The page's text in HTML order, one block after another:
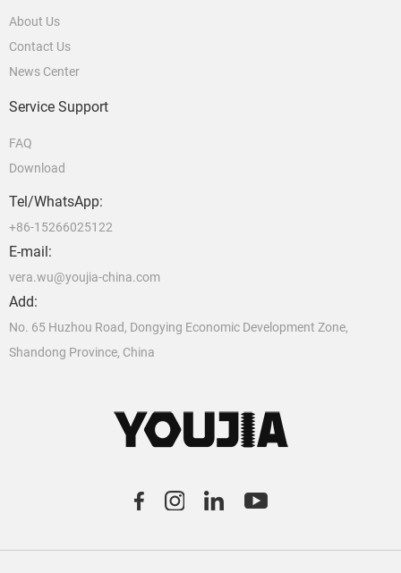
About Us
Contact Us
News Center
Service Support
FAQ
Download
Tel/WhatsApp:
+86-15266025122
E-mail:
vera.wu@youjia-china.com
Add:
No. 65 Huzhou Road, Dongying Economic Development Zone,
Shandong Province, China